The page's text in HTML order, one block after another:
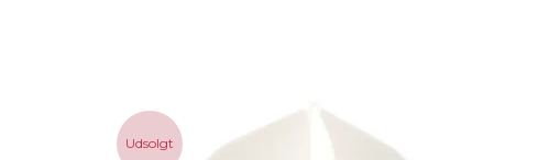
Udsolgt